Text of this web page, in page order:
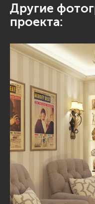
Другие
проекта: